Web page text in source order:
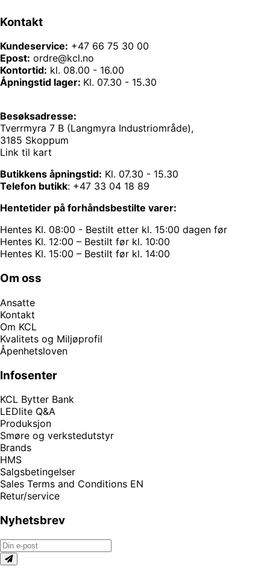
Kontakt
Kundeservice: +47 66 75 30 00
Epost: ordre@kcl.no
Kontortid: kl. 08.00 - 16.00
Åpningstid lager: Kl. 07.30 - 15.30
Besøksadresse:
Tverrmyra 7 B (Langmyra Industriområde),
3185 Skoppum
Link til kart
Butikkens åpningstid: Kl. 07.30 - 15.30
Telefon butikk: +47 33 04 18 89
Hentetider på forhåndsbestilte varer:
Hentes Kl. 08:00 - Bestilt etter kl. 15:00 dagen før
Hentes Kl. 12:00 – Bestilt før kl. 10:00
Hentes Kl. 15:00 – Bestilt før kl. 14:00
Om oss
Ansatte
Kontakt
Om KCL
Kvalitets og Miljøprofil
Åpenhetsloven
Infosenter
KCL Bytter Bank
LEDlite Q&A
Produksjon
Smøre og verkstedutstyr
Brands
HMS
Salgsbetingelser
Sales Terms and Conditions EN
Retur/service
Nyhetsbrev